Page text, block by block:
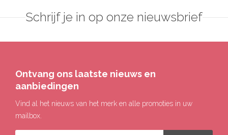
Schrijf je in op onze nieuwsbrief
Ontvang ons laatste nieuws en
aanbiedingen
Vind al het nieuws van het merk en alle promoties in uw
mailbox.